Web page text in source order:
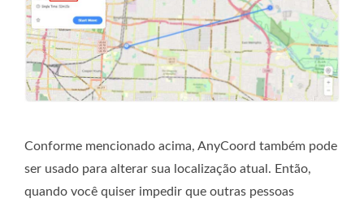
Conforme mencionado acima, AnyCoord também pode
ser usado para alterar sua localização atual. Então,
quando você quiser impedir que outras pessoas